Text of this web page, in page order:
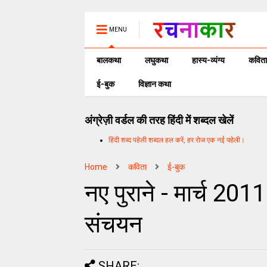
MENU
बालकथा लघुकथा हास्य-व्यंग्य कविता
ई-बुक विज्ञान कथा
अंग्रेज़ी वर्डल की तरह हिंदी में शब्दल खेलें
हिंदी शब्द पहेली शब्दल हल करें, हर रोज एक नई पहेली।
Home कविता ई-बुक
नए पुराने - मार्च
संचयन